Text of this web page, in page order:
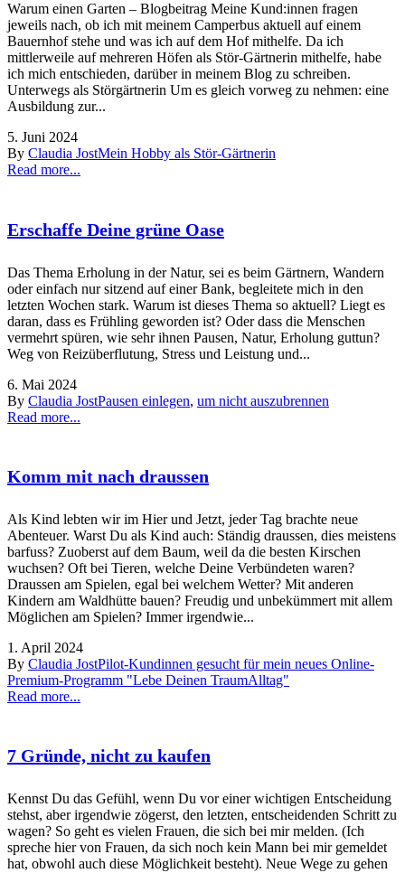
Warum einen Garten – Blogbeitrag Meine Kund:innen fragen
jeweils nach, ob ich mit meinem Camperbus aktuell auf einem
Bauernhof stehe und was ich auf dem Hof mithelfe. Da ich
mittlerweile auf mehreren Höfen als Stör-Gärtnerin mithelfe, habe
ich mich entschieden, darüber in meinem Blog zu schreiben.
Unterwegs als Störgärtnerin Um es gleich vorweg zu nehmen: eine
Ausbildung zur...
5. Juni 2024
By Claudia JostMein Hobby als Stör-Gärtnerin
Read more...
Erschaffe Deine grüne Oase
Das Thema Erholung in der Natur, sei es beim Gärtnern, Wandern
oder einfach nur sitzend auf einer Bank, begleitete mich in den
letzten Wochen stark. Warum ist dieses Thema so aktuell? Liegt es
daran, dass es Frühling geworden ist? Oder dass die Menschen
vermehrt spüren, wie sehr ihnen Pausen, Natur, Erholung guttun?
Weg von Reizüberflutung, Stress und Leistung und...
6. Mai 2024
By Claudia JostPausen einlegen, um nicht auszubrennen
Read more...
Komm mit nach draussen
Als Kind lebten wir im Hier und Jetzt, jeder Tag brachte neue
Abenteuer. Warst Du als Kind auch: Ständig draussen, dies meistens
barfuss? Zuoberst auf dem Baum, weil da die besten Kirschen
wuchsen? Oft bei Tieren, welche Deine Verbündeten waren?
Draussen am Spielen, egal bei welchem Wetter? Mit anderen
Kindern am Waldhütte bauen? Freudig und unbekümmert mit allem
Möglichen am Spielen? Immer irgendwie...
1. April 2024
By Claudia JostPilot-Kundinnen gesucht für mein neues Online-
Premium-Programm "Lebe Deinen TraumAlltag"
Read more...
7 Gründe, nicht zu kaufen
Kennst Du das Gefühl, wenn Du vor einer wichtigen Entscheidung
stehst, aber irgendwie zögerst, den letzten, entscheidenden Schritt zu
wagen? So geht es vielen Frauen, die sich bei mir melden. (Ich
spreche hier von Frauen, da sich noch kein Mann bei mir gemeldet
hat, obwohl auch diese Möglichkeit besteht). Neue Wege zu gehen